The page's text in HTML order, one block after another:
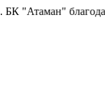
благодарит